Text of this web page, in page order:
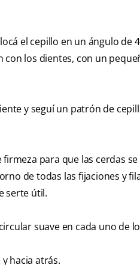
el cepillo en un ángulo de
con los dientes, con un
y seguí un patrón de
para que las cerdas
de todas las fijaciones y
serte útil.
suave en cada uno de
hacia atrás.